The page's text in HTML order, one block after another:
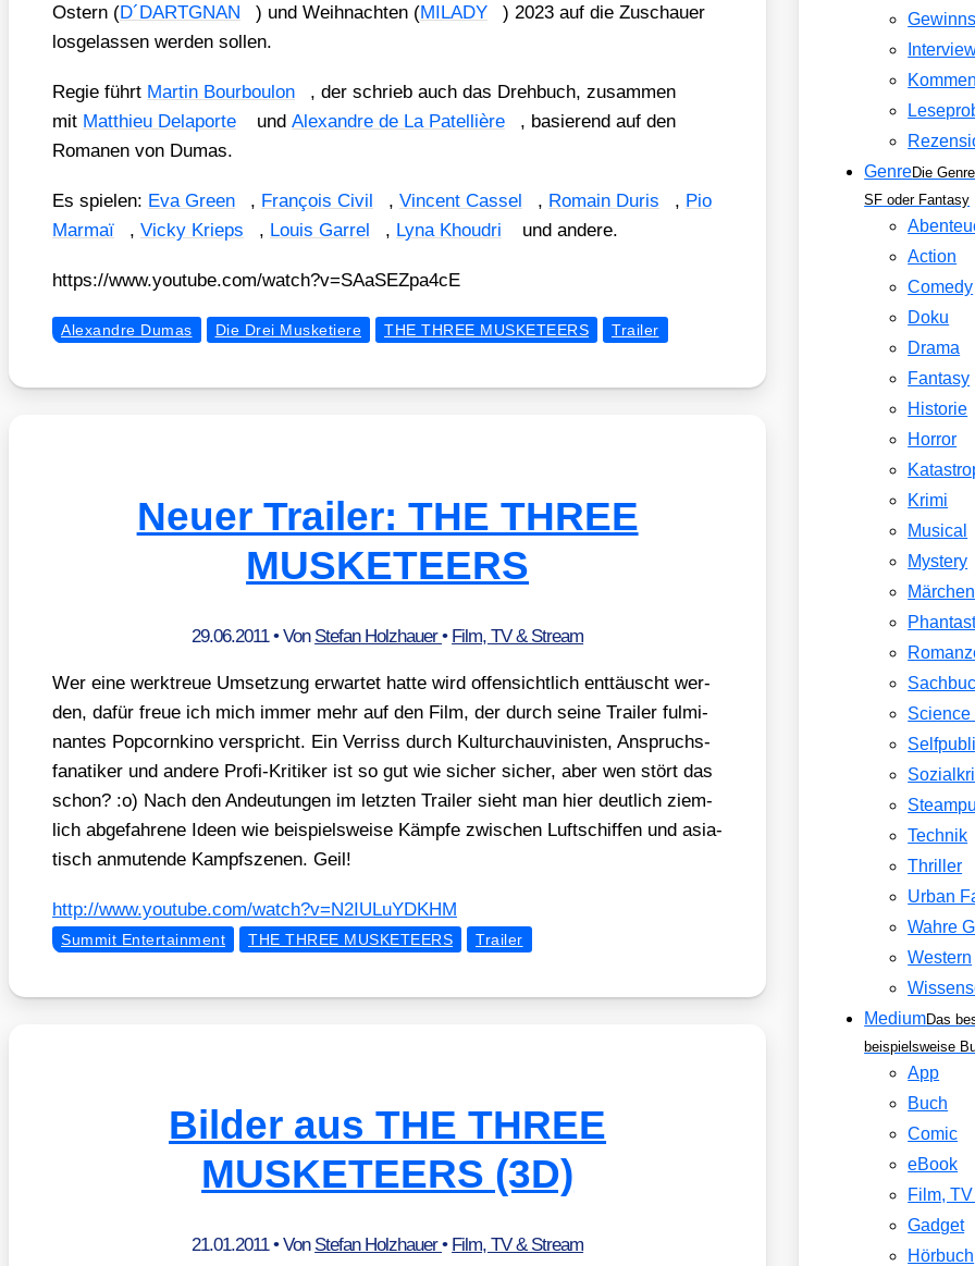
Ostern (D´DARTGNAN ) und Weih­nach­ten (MILADY
) 2023 auf die Zuschau­er
los­ge­las­sen wer­den sol­len.
Regie führt Mar­tin Bour­bou­lon
, der schrieb auch das Dreh­buch, zusam­men
mit Mat­thieu Del­apor­te und Alex­and­re de La Patel­liè­re
, basie­rend auf den
Roma­nen von Dumas.
Es spie­len: Eva Green , Fran­çois Civil , Vin­cent Cas­sel , Romain Duris , Pio
Mar­maï
, Vicky Krieps , Lou­is Gar­rel , Lyna Khou­dri und ande­re.
https://​www​.you​tube​.com/​w​a​t​c​h​?​v​=​S​A​a​S​E​Z​p​a​4cE
Alexandre Dumas Die Drei Musketiere THE THREE MUSKETEERS Trailer
Neuer Trailer: THE THREE
MUSKETEERS
29.06.2011• Von Stefan Holzhauer• Film, TV & Stream
Wer eine werk­treue Umset­zung erwar­tet hat­te wird offen­sicht­lich ent­täuscht wer­
den, dafür freue ich mich immer mehr auf den Film, der durch sei­ne Trai­ler ful­mi­
nan­tes Pop­corn­ki­no ver­spricht. Ein Ver­riss durch Kul­tur­chau­vi­nis­ten, Anspruchs­
fa­na­ti­ker und ande­re Pro­fi-Kri­ti­ker ist so gut wie sicher sicher, aber wen stört das
schon? :o) Nach den Andeu­tun­gen im letz­ten Trai­ler sieht man hier deut­lich ziem­
lich abge­fah­re­ne Ideen wie bei­spiels­wei­se Kämp­fe zwi­schen Luft­schif­fen und asia­
tisch anmu­ten­de Kampf­sze­nen. Geil!
http://​www​.you​tube​.com/​w​a​t​c​h​?​v​=​N​2​I​U​L​u​Y​D​KHM
Summit Entertainment THE THREE MUSKETEERS Trailer
Bilder aus THE THREE
MUSKETEERS (3D)
21.01.2011• Von Stefan Holzhauer• Film, TV & Stream
GenreDie
SF oder Fantasy
Action
Comedy
Doku
Drama
Fantasy
Historie
Horror
Krimi
Musical
Mystery
Märchen
Science
Technik
Thriller
Urban
Wahre
Western
MediumDas
beispielsweise
App
Buch
Comic
eBook
Film,
Gadget
Hörbuch